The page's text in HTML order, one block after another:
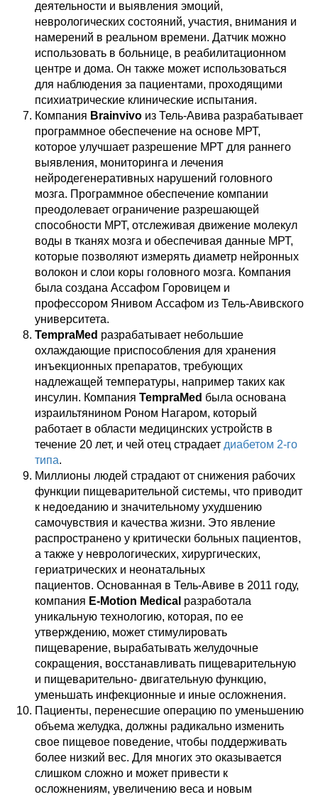
деятельности и выявления эмоций,
неврологических состояний, участия, внимания и
намерений в реальном времени. Датчик можно
использовать в больнице, в реабилитационном
центре и дома. Он также может использоваться
для наблюдения за пациентами, проходящими
психиатрические клинические испытания.
Компания Brainvivo из Тель-Авива разрабатывает
программное обеспечение на основе МРТ,
которое улучшает разрешение МРТ для раннего
выявления, мониторинга и лечения
нейродегенеративных нарушений головного
мозга. Программное обеспечение компании
преодолевает ограничение разрешающей
способности МРТ, отслеживая движение молекул
воды в тканях мозга и обеспечивая данные МРТ,
которые позволяют измерять диаметр нейронных
волокон и слои коры головного мозга. Компания
была создана Ассафом Горовицем и
профессором Янивом Ассафом из Тель-Авивского
университета.
TempraMed разрабатывает небольшие
охлаждающие приспособления для хранения
инъекционных препаратов, требующих
надлежащей температуры, например таких как
инсулин. Компания TempraMed была основана
израильтянином Роном Нагаром, который
работает в области медицинских устройств в
течение 20 лет, и чей отец страдает диабетом 2-го
типа.
Миллионы людей страдают от снижения рабочих
функции пищеварительной системы, что приводит
к недоеданию и значительному ухудшению
самочувствия и качества жизни. Это явление
распространено у критически больных пациентов,
а также у неврологических, хирургических,
гериатрических и неонатальных
пациентов. Основанная в Тель-Авиве в 2011 году,
компания E-Motion Medical разработала
уникальную технологию, которая, по ее
утверждению, может стимулировать
пищеварение, вырабатывать желудочные
сокращения, восстанавливать пищеварительную
и пищеварительно- двигательную функцию,
уменьшать инфекционные и иные осложнения.
Пациенты, перенесшие операцию по уменьшению
объема желудка, должны радикально изменить
свое пищевое поведение, чтобы поддерживать
более низкий вес. Для многих это оказывается
слишком сложно и может привести к
осложнениям, увеличению веса и новым